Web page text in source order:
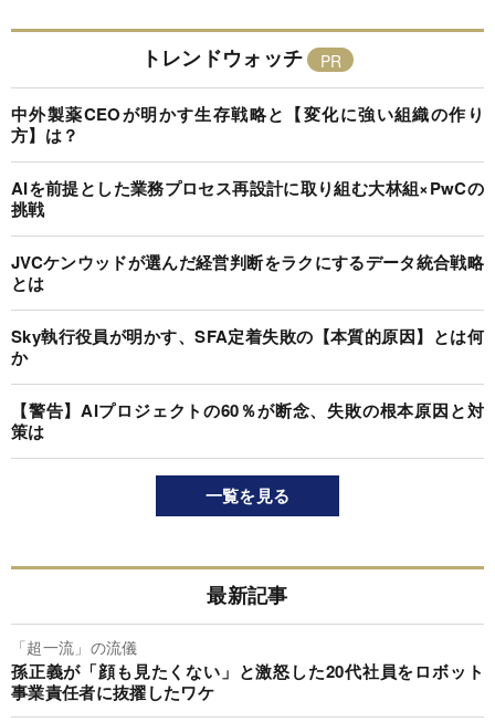
トレンドウォッチ
中外製薬CEOが明かす生存戦略と【変化に強い組織の作り
方】は？
AIを前提とした業務プロセス再設計に取り組む大林組×PwCの
挑戦
JVCケンウッドが選んだ経営判断をラクにするデータ統合戦略
とは
Sky執行役員が明かす、SFA定着失敗の【本質的原因】とは何
か
【警告】AIプロジェクトの60％が断念、失敗の根本原因と対
策は
一覧を見る
最新記事
「超一流」の流儀
孫正義が「顔も見たくない」と激怒した20代社員をロボット
事業責任者に抜擢したワケ